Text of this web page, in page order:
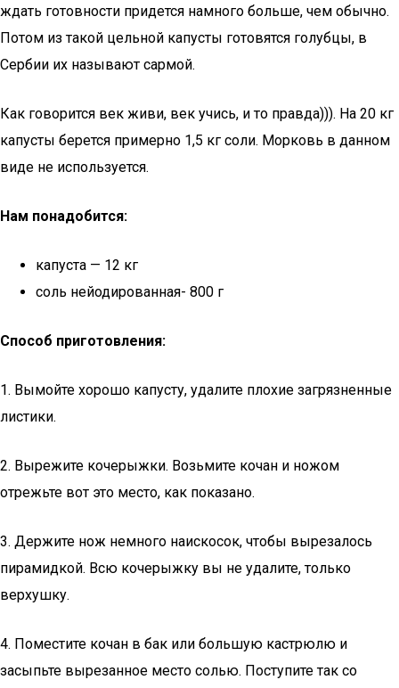
ждать готовности придется намного больше, чем обычно.
Потом из такой цельной капусты готовятся голубцы, в
Сербии их называют сармой.
Как говорится век живи, век учись, и то правда))). На 20 кг
капусты берется примерно 1,5 кг соли. Морковь в данном
виде не используется.
Нам понадобится:
капуста — 12 кг
соль нейодированная- 800 г
Способ приготовления:
1. Вымойте хорошо капусту, удалите плохие загрязненные
листики.
2. Вырежите кочерыжки. Возьмите кочан и ножом
отрежьте вот это место, как показано.
3. Держите нож немного наискосок, чтобы вырезалось
пирамидкой. Всю кочерыжку вы не удалите, только
верхушку.
4. Поместите кочан в бак или большую кастрюлю и
засыпьте вырезанное место солью. Поступите так со